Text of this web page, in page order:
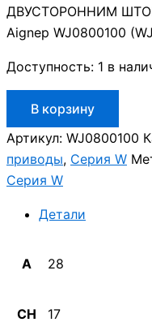
ДВУСТОРОННИМ
Aignep WJ0800100
Доступность: 1 в
товара
Aignep
WJ0800100
В корзину
Артикул: WJ0800100
приводы, Серия W
Серия W
Детали
A 28
CH 17